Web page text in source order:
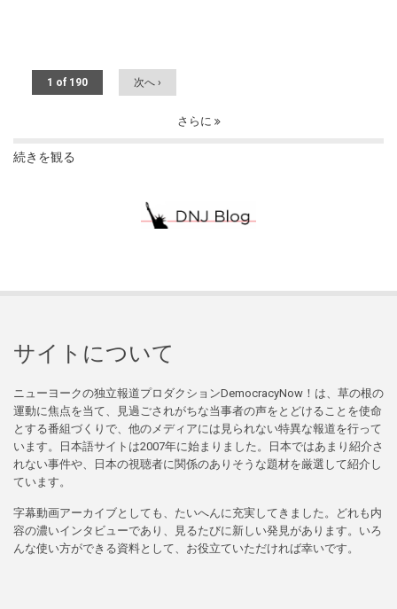
1 of 190 次へ ›
さらに
続きを観る
サイトについて
ニューヨークの独立報道プロダクションDemocracyNow！は、草の根の
運動に焦点を当て、見過ごされがちな当事者の声をとどけることを使命
とする番組づくりで、他のメディアには見られない特異な報道を行って
います。日本語サイトは2007年に始まりました。日本ではあまり紹介さ
れない事件や、日本の視聴者に関係のありそうな題材を厳選して紹介し
ています。
字幕動画アーカイブとしても、たいへんに充実してきました。どれも内
容の濃いインタビューであり、見るたびに新しい発見があります。いろ
んな使い方ができる資料として、お役立ていただければ幸いです。